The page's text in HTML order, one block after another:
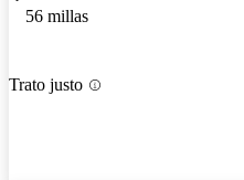
56 millas
Trato justo